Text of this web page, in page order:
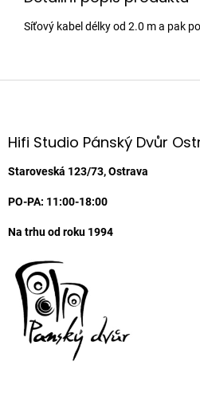
Síťový kabel délky od 2.0 m a pak
Z
aHifi Studio Pánský Dvůr
Staroveská 123/73, Ostrava
PO-PA: 11:00-18:00
Na trhu od roku 1994